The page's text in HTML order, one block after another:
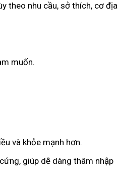
theo nhu cầu, sở thích, cơ địa
muốn.
và khỏe mạnh hơn.
giúp dễ dàng thâm nhập